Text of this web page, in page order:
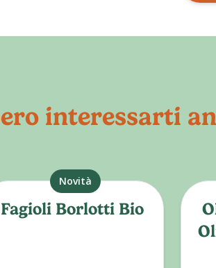
interessarti
Fagioli Borlotti Bio
Novità